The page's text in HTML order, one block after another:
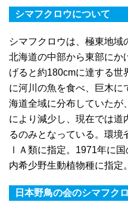
シマフクロウについて
シマフクロウは、極東地域
北海道の中部から東部にか
げると約180cmに達する世
に河川の魚を食べ、巨木に
海道全域に分布していたが
により減少し、現在では道
るのみとなっている。環
ⅠＡ類に指定。1971年に
内希少野生動植物種に指定。
日本野鳥の会のシマフク